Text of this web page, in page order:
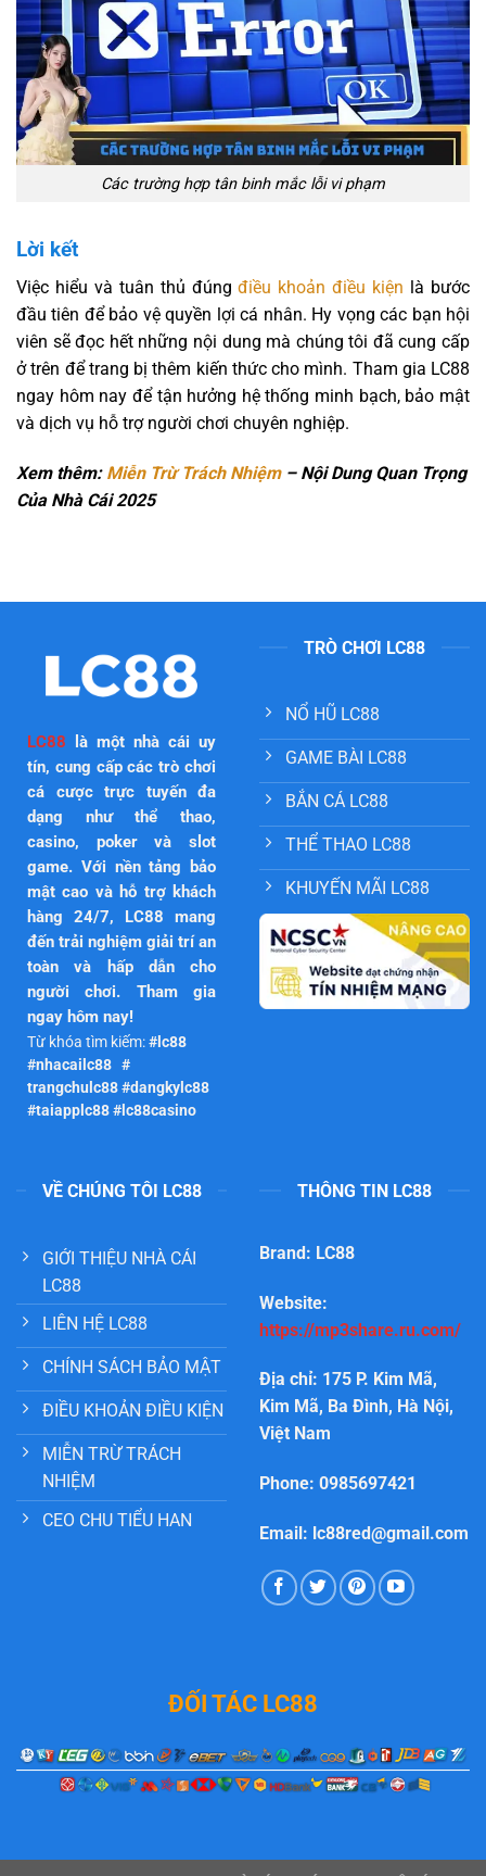
Các trường hợp tân binh mắc lỗi vi phạm
Lời kết
Việc hiểu và tuân thủ đúngđiều khoản điều kiện là bước
đầu tiên để bảo vệ quyền lợi cá nhân. Hy vọng các bạn hội
viên sẽ đọc hết những nội dung mà chúng tôi đã cung cấp
ở trên để trang bị thêm kiến thức cho mình. Tham gia LC88
ngay hôm nay để tận hưởng hệ thống minh bạch, bảo mật
và dịch vụ hỗ trợ người chơi chuyên nghiệp.
Xem thêm: Miễn Trừ Trách Nhiệm– Nội Dung Quan Trọng
Của Nhà Cái 2025
LC88 là một nhà cái uy
tín, cung cấp các trò chơi
cá cược trực tuyến đa
dạng như thể thao,
casino, poker và slot
game. Với nền tảng bảo
mật cao và hỗ trợ khách
hàng 24/7, LC88 mang
đến trải nghiệm giải trí an
toàn và hấp dẫn cho
người chơi. Tham gia
ngay hôm nay!
Từ khóa tìm kiếm:#lc88
#nhacailc88 #
trangchulc88 #dangkylc88
#taiapplc88 #lc88casino
TRÒ CHƠI LC88
NỔ HŨ LC88
GAME BÀI LC88
BẮN CÁ LC88
THỂ THAO LC88
KHUYẾN MÃI LC88
VỀ CHÚNG TÔI LC88
GIỚI THIỆU NHÀ CÁI
LC88
LIÊN HỆ LC88
CHÍNH SÁCH BẢO MẬT
ĐIỀU KHOẢN ĐIỀU KIỆN
MIỄN TRỪ TRÁCH
NHIỆM
CEO CHU TIỂU HAN
THÔNG TIN LC88
Brand: LC88
Website:
https://mp3share.ru.com/
Địa chỉ: 175 P. Kim Mã,
Kim Mã, Ba Đình, Hà Nội,
Việt Nam
Phone: 0985697421
Email: lc88red@gmail.com
ĐỐI TÁC LC88